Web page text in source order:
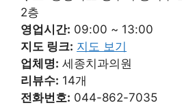
2층
영업시간: 09:00 ~ 13:00
지도 링크: 지도 보기
업체명: 세종치과의원
리뷰수: 14개
전화번호: 044-862-7035